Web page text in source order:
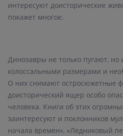
интересуют доисторические
покажет многое.
Динозавры не только пугают,
колоссальными размерами и
О них снимают остросюжетные
доисторический ящер особо
человека. Книги об этих
заинтересуют и поклонников
начала времен», «Ледниковый